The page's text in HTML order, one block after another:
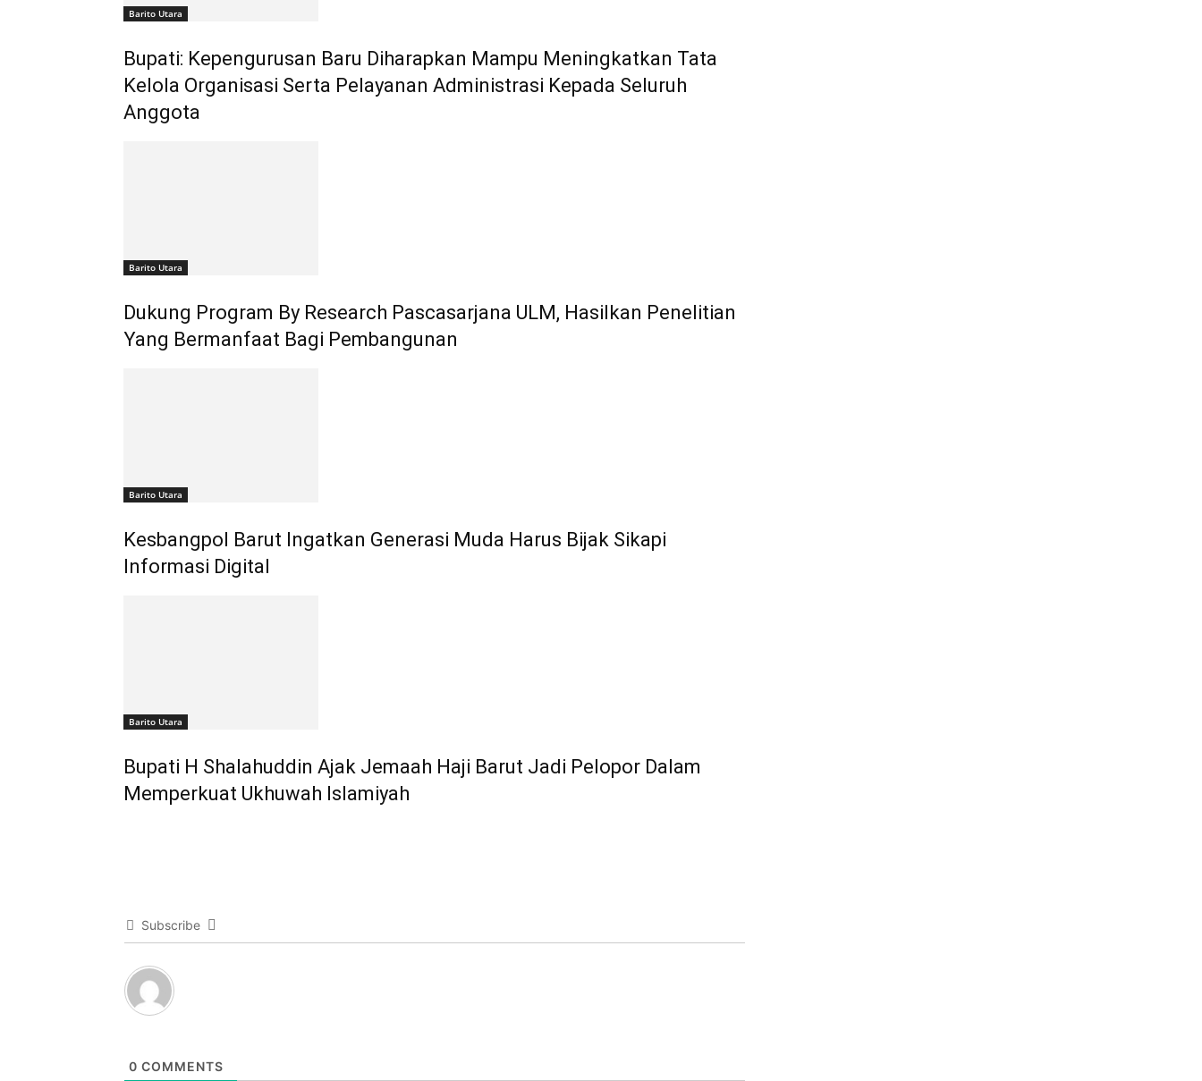
Barito Utara
Bupati: Kepengurusan Baru Diharapkan Mampu Meningkatkan Tata
Kelola Organisasi Serta Pelayanan Administrasi Kepada Seluruh
Anggota
Barito Utara
Dukung Program By Research Pascasarjana ULM, Hasilkan Penelitian
Yang Bermanfaat Bagi Pembangunan
Barito Utara
Kesbangpol Barut Ingatkan Generasi Muda Harus Bijak Sikapi
Informasi Digital
Barito Utara
Bupati H Shalahuddin Ajak Jemaah Haji Barut Jadi Pelopor Dalam
Memperkuat Ukhuwah Islamiyah
Subscribe
0 COMMENTS